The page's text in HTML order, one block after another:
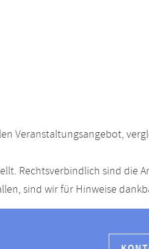
Veranstaltungsangebot,
Rechtsverbindlich sind die
sind wir für Hinweise